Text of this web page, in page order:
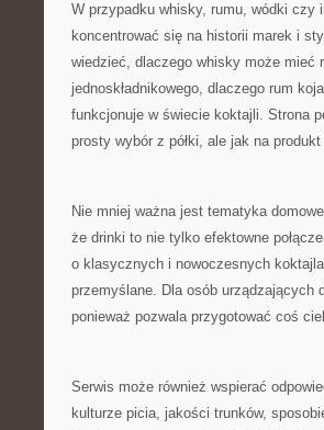
W przypadku whisky, rumu, wódki
koncentrować się na historii marek i
wiedzieć, dlaczego whisky może mieć
jednoskładnikowego, dlaczego rum
funkcjonuje w świecie koktajli. Strona
prosty wybór z półki, ale jak na
Nie mniej ważna jest tematyka
że drinki to nie tylko efektowne
o klasycznych i nowoczesnych
przemyślane. Dla osób urządzających
ponieważ pozwala przygotować coś
Serwis może również wspierać
kulturze picia, jakości trunków,